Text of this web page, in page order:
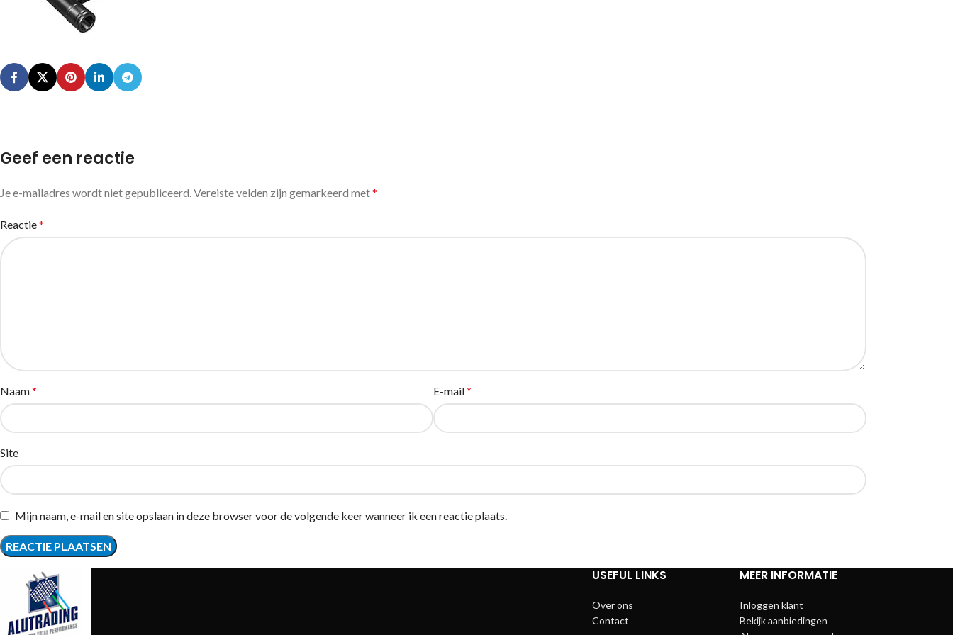
Geef een reactie
Je e-mailadres wordt niet gepubliceerd.Vereiste velden zijn gemarkeerd met*
Reactie*
Naam* E-mail*
Site
Mijn naam, e-mail en site opslaan in deze browser voor de volgende keer wanneer ik een reactie plaats.
USEFUL LINKS
Over ons
Contact
MEER INFORMATIE
Inloggen klant
Bekijk aanbiedingen